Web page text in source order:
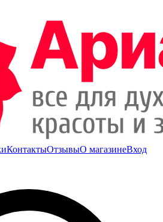
КонтактыОтзывыО магазинеВход